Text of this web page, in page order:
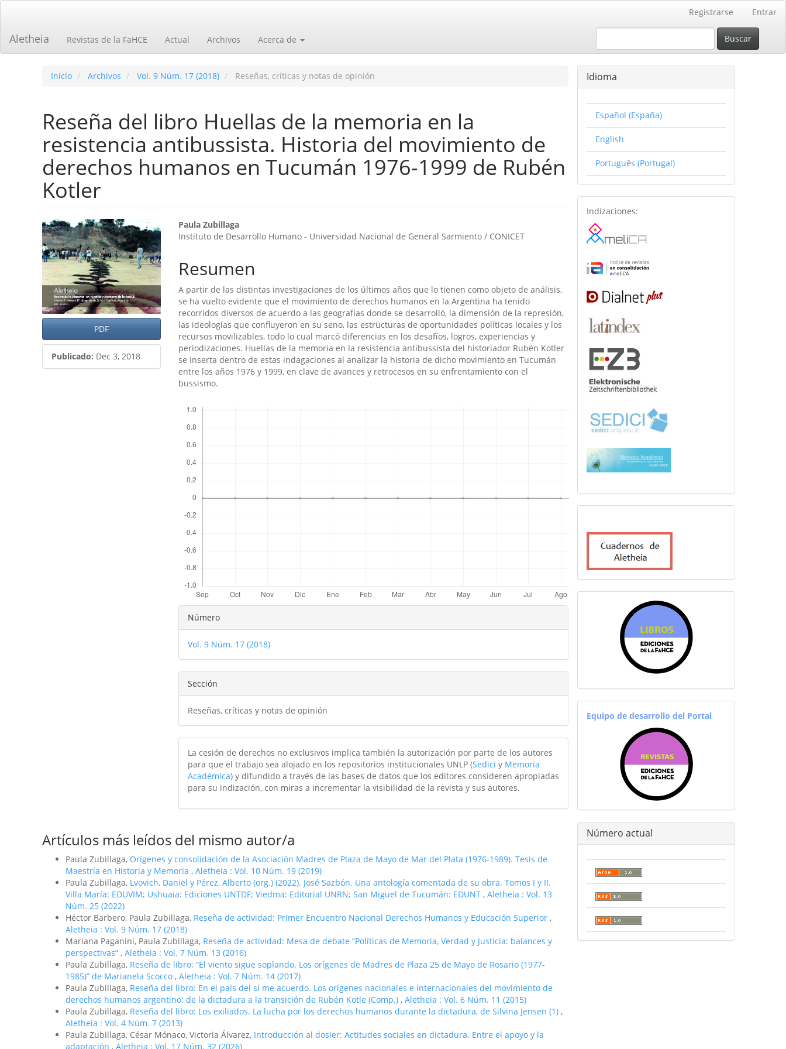
principal
Barra
Registrarse Entrar
Aletheia Revistas de la FaHCE Actual Archivos Acerca de Buscar
Inicio Archivos Vol. 9 Núm. 17 (2018) Reseñas, críticas y notas de opinión
Reseña del libro Huellas de la memoria en la
resistencia antibussista. Historia del movimiento de
derechos humanos en Tucumán 1976-1999 de Rubén
Kotler
Barra
lateral
del
artículo
PDF
Publicado: Dec 3, 2018
Contenido
principal
del
artículo
Paula Zubillaga
Instituto de Desarrollo Humano - Universidad Nacional de General Sarmiento / CONICET
Resumen
A partir de las distintas investigaciones de los últimos años que lo tienen como objeto de análisis,
se ha vuelto evidente que el movimiento de derechos humanos en la Argentina ha tenido
recorridos diversos de acuerdo a las geografí­as donde se desarrolló, la dimensión de la represión,
las ideologí­as que confluyeron en su seno, las estructuras de oportunidades polí­ticas locales y los
recursos movilizables, todo lo cual marcó diferencias en los desafí­os, logros, experiencias y
periodizaciones. Huellas de la memoria en la resistencia antibussista del historiador Rubén Kotler
se inserta dentro de estas indagaciones al analizar la historia de dicho movimiento en Tucumán
entre los años 1976 y 1999, en clave de avances y retrocesos en su enfrentamiento con el
bussismo.
Detalles
del
artículo
Número
Vol. 9 Núm. 17 (2018)
Sección
Reseñas, críticas y notas de opinión
La cesión de derechos no exclusivos implica también la autorización por parte de los autores
para que el trabajo sea alojado en los repositorios institucionales UNLP (Sedici y Memoria
Académica) y difundido a través de las bases de datos que los editores consideren apropiadas
para su indización, con miras a incrementar la visibilidad de la revista y sus autores.
Artículos más leídos del mismo autor/a
Paula Zubillaga, Orí­genes y consolidación de la Asociación Madres de Plaza de Mayo de Mar del Plata (1976-1989). Tesis de
Maestrí­a en Historia y Memoria , Aletheia : Vol. 10 Núm. 19 (2019)
Paula Zubillaga, Lvovich, Daniel y Pérez, Alberto (org.) (2022). José Sazbón. Una antología comentada de su obra. Tomos I y II.
Villa María: EDUVIM; Ushuaia: Ediciones UNTDF; Viedma: Editorial UNRN; San Miguel de Tucumán: EDUNT , Aletheia : Vol. 13
Núm. 25 (2022)
Héctor Barbero, Paula Zubillaga, Reseña de actividad: Primer Encuentro Nacional Derechos Humanos y Educación Superior ,
Aletheia : Vol. 9 Núm. 17 (2018)
Mariana Paganini, Paula Zubillaga, Reseña de actividad: Mesa de debate “Polí­ticas de Memoria, Verdad y Justicia: balances y
perspectivas” , Aletheia : Vol. 7 Núm. 13 (2016)
Paula Zubillaga, Reseña de libro: “El viento sigue soplando. Los orí­genes de Madres de Plaza 25 de Mayo de Rosario (1977-
1985)” de Marianela Scocco , Aletheia : Vol. 7 Núm. 14 (2017)
Paula Zubillaga, Reseña del libro: En el paí­s del sí­ me acuerdo. Los orí­genes nacionales e internacionales del movimiento de
derechos humanos argentino: de la dictadura a la transición de Rubén Kotle (Comp.) , Aletheia : Vol. 6 Núm. 11 (2015)
Paula Zubillaga, Reseña del libro: Los exiliados. La lucha por los derechos humanos durante la dictadura, de Silvina Jensen (1) ,
Aletheia : Vol. 4 Núm. 7 (2013)
Paula Zubillaga, César Mónaco, Victoria Álvarez, Introducción al dosier: Actitudes sociales en dictadura. Entre el apoyo y la
adaptación , Aletheia : Vol. 17 Núm. 32 (2026)
Idioma
Español (España)
English
Português (Portugal)
basesdedatos
Indizaciones:
equiporevistas
Equipo de desarrollo del Portal
Número actual